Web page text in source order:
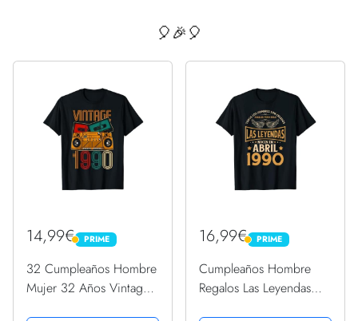
🎈🎉🎈
14,99€ PRIME
PRIME
32 Cumpleaños Hombre
Mujer 32 Años Vintage
16,99€ PRIME
PRIME
Cumpleaños Hombre
Regalos Las Leyendas